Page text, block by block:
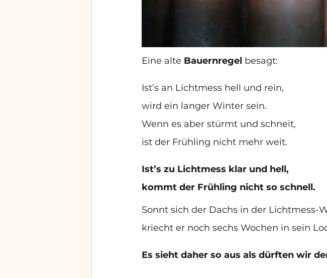
Eine alte Bauernregel besagt:
Ist’s an Lichtmess hell und rein,
wird ein langer Winter sein.
Wenn es aber stürmt und schneit,
ist der Frühling nicht mehr weit.
Ist’s zu Lichtmess klar und hell,
kommt der Frühling nicht so schnell.
Sonnt sich der Dachs in der Lichtmess-
kriecht er noch sechs Wochen in sein
Es sieht daher so aus als dürften wir